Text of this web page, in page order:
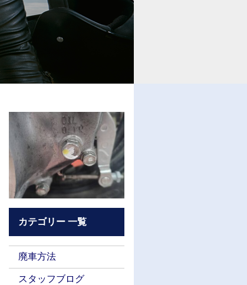
カテゴリー 一覧
廃車方法
スタッフブログ